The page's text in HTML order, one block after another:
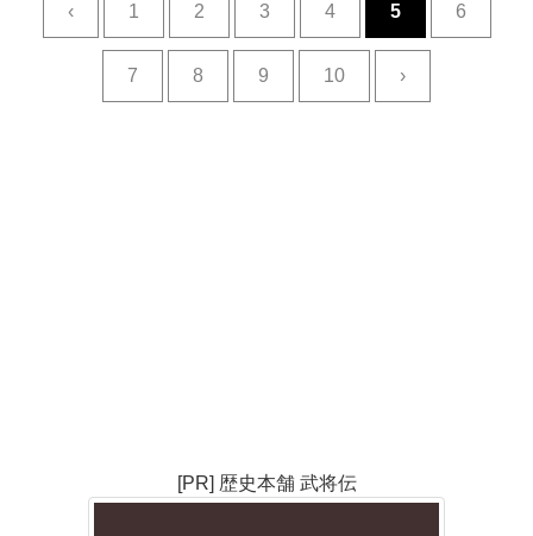
‹ 1 2 3 4 5 6
7 8 9 10 ›
[PR] 歴史本舗 武将伝